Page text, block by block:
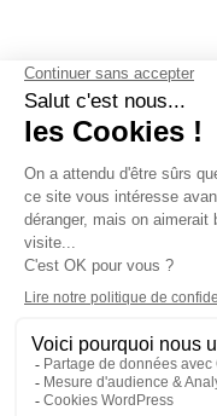
Contactez-nous-
confidentialité-Gestion